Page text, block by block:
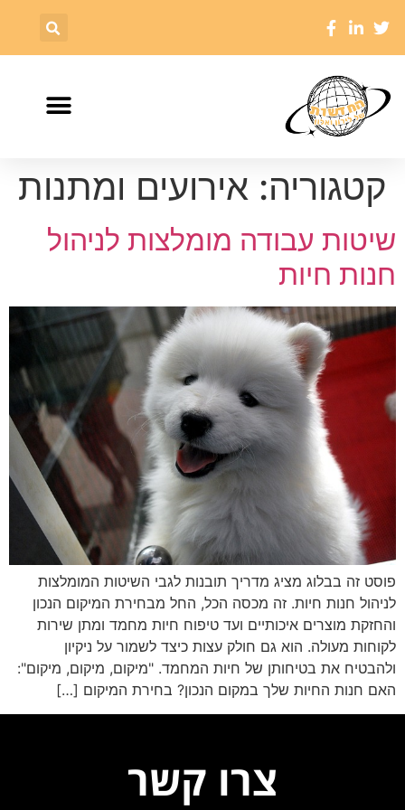
קטגוריה: אירועים ומתנות
שיטות עבודה מומלצות לניהול
חנות חיות
פוסט זה בבלוג מציג מדריך תובנות לגבי השיטות המומלצות
לניהול חנות חיות. זה מכסה הכל, החל מבחירת המיקום הנכון
והחזקת מוצרים איכותיים ועד טיפוח חיות מחמד ומתן שירות
לקוחות מעולה. הוא גם חולק עצות כיצד לשמור על ניקיון
ולהבטיח את בטיחותן של חיות המחמד. "מיקום, מיקום, מיקום":
האם חנות החיות שלך במקום הנכון? בחירת המיקום […]
צרו קשר